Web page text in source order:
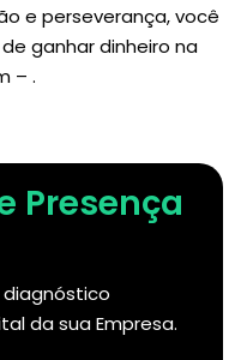
e perseverança, você
ganhar dinheiro na
– .
Presença
da sua Empresa.